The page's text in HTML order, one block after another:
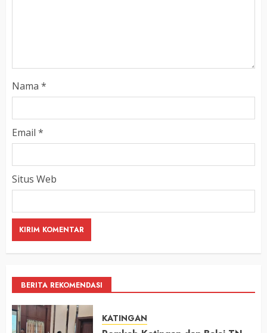
Nama *
Email *
Situs Web
BERITA REKOMENDASI
KATINGAN